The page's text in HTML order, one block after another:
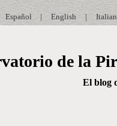
|
English
|
Español
de la
El blog